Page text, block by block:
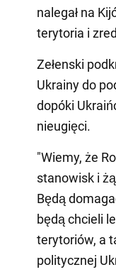
nalegał na
terytoria i
Zełenski
Ukrainy do
dopóki
nieugięci.
"Wiemy, że
stanowisk i
Będą
będą chcieli
terytoriów, a
politycznej